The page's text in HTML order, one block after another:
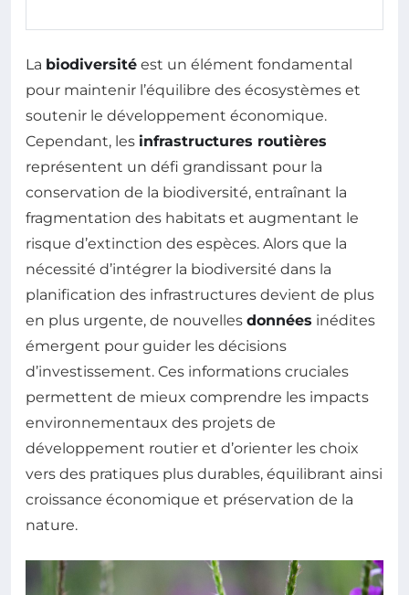
La biodiversité est un élément fondamental
pour maintenir l’équilibre des écosystèmes et
soutenir le développement économique.
Cependant, les infrastructures routières
représentent un défi grandissant pour la
conservation de la biodiversité, entraînant la
fragmentation des habitats et augmentant le
risque d’extinction des espèces. Alors que la
nécessité d’intégrer la biodiversité dans la
planification des infrastructures devient de plus
en plus urgente, de nouvelles données inédites
émergent pour guider les décisions
d’investissement. Ces informations cruciales
permettent de mieux comprendre les impacts
environnementaux des projets de
développement routier et d’orienter les choix
vers des pratiques plus durables, équilibrant ainsi
croissance économique et préservation de la
nature.